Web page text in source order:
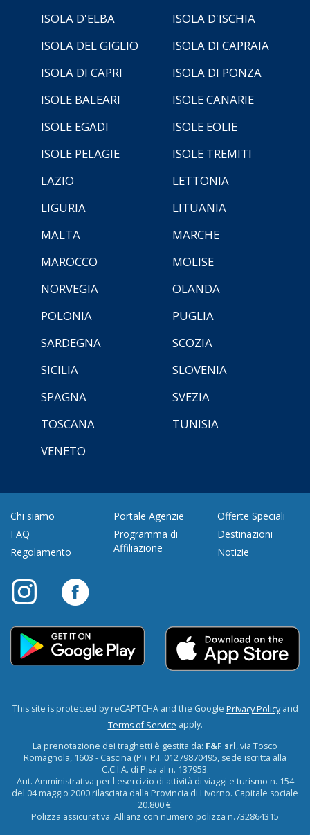
ISOLA D'ELBA
ISOLA D'ISCHIA
ISOLA DEL GIGLIO
ISOLA DI CAPRAIA
ISOLA DI CAPRI
ISOLA DI PONZA
ISOLE BALEARI
ISOLE CANARIE
ISOLE EGADI
ISOLE EOLIE
ISOLE PELAGIE
ISOLE TREMITI
LAZIO
LETTONIA
LIGURIA
LITUANIA
MALTA
MARCHE
MAROCCO
MOLISE
NORVEGIA
OLANDA
POLONIA
PUGLIA
SARDEGNA
SCOZIA
SICILIA
SLOVENIA
SPAGNA
SVEZIA
TOSCANA
TUNISIA
VENETO
Chi siamo
FAQ
Regolamento
Portale Agenzie
Programma di
Affiliazione
Offerte Speciali
Destinazioni
Notizie
This site is protected by reCAPTCHA and the Google Privacy Policyand
Terms of Service apply.
La prenotazione dei traghetti è gestita da: F&F srl, via Tosco
Romagnola, 1603 - Cascina (PI). P.I. 01279870495, sede iscritta alla
C.C.I.A. di Pisa al n. 137953.
Aut. Amministrativa per l'esercizio di attività di viaggi e turismo n. 154
del 04 maggio 2000 rilasciata dalla Provincia di Livorno. Capitale sociale
20.800 €.
Polizza assicurativa: Allianz con numero polizza n.732864315